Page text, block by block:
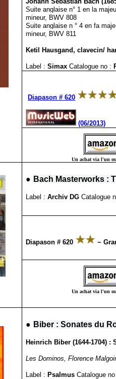
Suite anglaise n° 1 en la
mineur, BWV 808
Suite anglaise n ° 4 en fa
mineur, BWV 811
Ketil Hausgand, clavecin/
Label : SimaxCatalogue no :
Diapason # 620
(06/2013)
Un achat via l'un
● Bach Masterworks :
Label : Archiv DGCatalogue
Diapason # 620 ~
Un achat via l'un
● Biber : Sonates du
Heinrich Biber (1644-1704)
Les Dominos, Florence
Label : PsalmusCatalogue